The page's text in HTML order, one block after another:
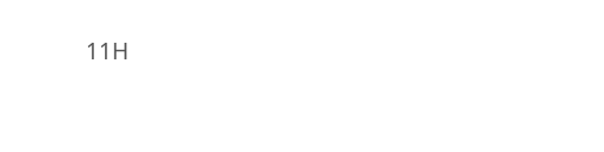
11H